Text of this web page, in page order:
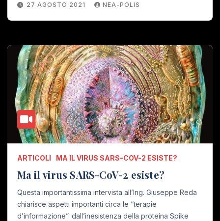
27 AGOSTO 2021 NEA-POLIS
ARTICOLI MA IL VIRUS SARS-COV-2 ESISTE?
Ma il virus SARS-CoV-2 esiste?
Questa importantissima intervista all’Ing. Giuseppe Reda
chiarisce aspetti importanti circa le “terapie
d’informazione”: dall’inesistenza della proteina Spike